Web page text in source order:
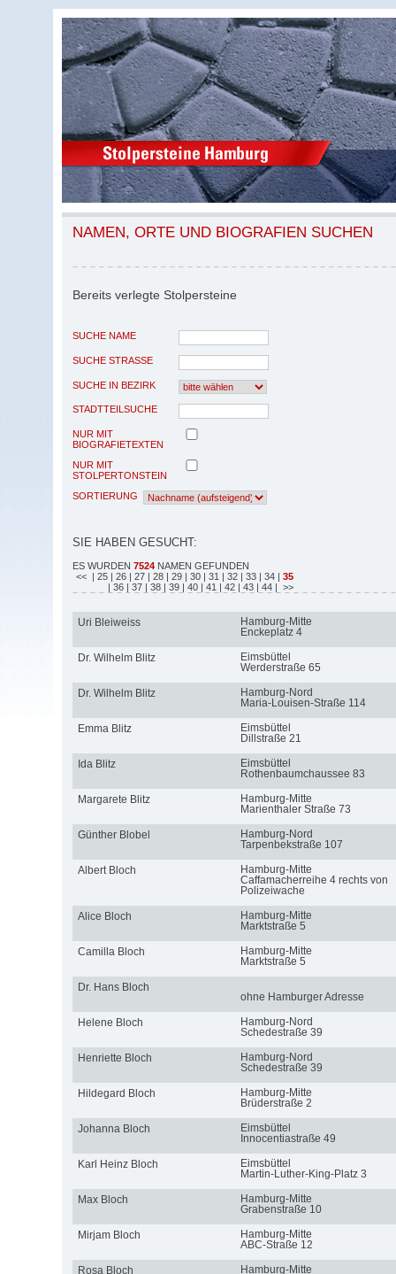
NAMEN, ORTE UND BIOGRAFIEN SUCHEN
Bereits verlegte Stolpersteine
SUCHE NAME
SUCHE STRASSE
SUCHE IN BEZIRK
STADTTEILSUCHE
NUR MIT
BIOGRAFIETEXTEN
NUR MIT
STOLPERTONSTEIN
SORTIERUNG
SIE HABEN GESUCHT:
ES WURDEN 7524 NAMEN GEFUNDEN
<< | 25 | 26 | 27 | 28 | 29 | 30 | 31 | 32 | 33 | 34 | 35
| 36 | 37 | 38 | 39 | 40 | 41 | 42 | 43 | 44 | >>
Uri Bleiweiss
Hamburg-Mitte
Enckeplatz 4
Dr. Wilhelm Blitz
Eimsbüttel
Werderstraße 65
Dr. Wilhelm Blitz
Hamburg-Nord
Maria-Louisen-Straße 114
Emma Blitz
Eimsbüttel
Dillstraße 21
Ida Blitz
Eimsbüttel
Rothenbaumchaussee 83
Margarete Blitz
Hamburg-Mitte
Marienthaler Straße 73
Günther Blobel
Hamburg-Nord
Tarpenbekstraße 107
Albert Bloch
Hamburg-Mitte
Caffamacherreihe 4 rechts von
Polizeiwache
Alice Bloch
Hamburg-Mitte
Marktstraße 5
Camilla Bloch
Hamburg-Mitte
Marktstraße 5
Dr. Hans Bloch
ohne Hamburger Adresse
Helene Bloch
Hamburg-Nord
Schedestraße 39
Henriette Bloch
Hamburg-Nord
Schedestraße 39
Hildegard Bloch
Hamburg-Mitte
Brüderstraße 2
Johanna Bloch
Eimsbüttel
Innocentiastraße 49
Karl Heinz Bloch
Eimsbüttel
Martin-Luther-King-Platz 3
Max Bloch
Hamburg-Mitte
Grabenstraße 10
Mirjam Bloch
Hamburg-Mitte
ABC-Straße 12
Rosa Bloch
Hamburg-Mitte